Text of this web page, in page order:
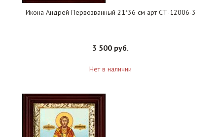
Икона Андрей Первозванный 21*36 см арт СТ-12006-3
3 500 руб.
Нет в наличии